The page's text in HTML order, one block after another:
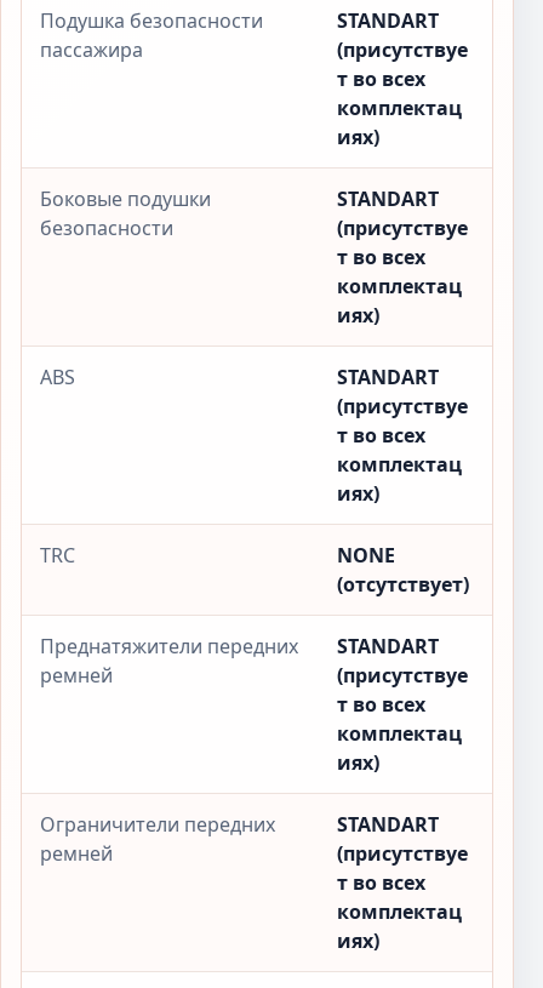
Подушка безопасности
пассажира
STANDART
(присутствуе
т во всех
комплектац
иях)
Боковые подушки
безопасности
STANDART
(присутствуе
т во всех
комплектац
иях)
ABS
STANDART
(присутствуе
т во всех
комплектац
иях)
TRC
NONE
(отсутствует)
Преднатяжители передних
ремней
STANDART
(присутствуе
т во всех
комплектац
иях)
Ограничители передних
ремней
STANDART
(присутствуе
т во всех
комплектац
иях)